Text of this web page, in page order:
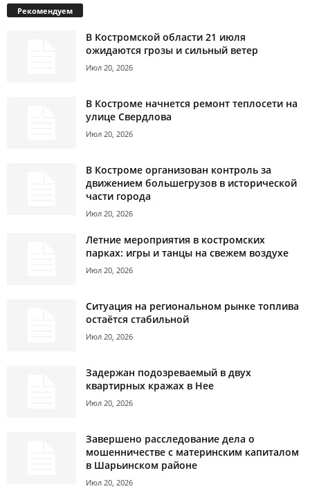
Рекомендуем
В Костромской области 21 июля
ожидаются грозы и сильный ветер
Июл 20, 2026
В Костроме начнется ремонт теплосети на
улице Свердлова
Июл 20, 2026
В Костроме организован контроль за
движением большегрузов в исторической
части города
Июл 20, 2026
Летние мероприятия в костромских
парках: игры и танцы на свежем воздухе
Июл 20, 2026
Ситуация на региональном рынке топлива
остаётся стабильной
Июл 20, 2026
Задержан подозреваемый в двух
квартирных кражах в Нее
Июл 20, 2026
Завершено расследование дела о
мошенничестве с материнским капиталом
в Шарьинском районе
Июл 20, 2026